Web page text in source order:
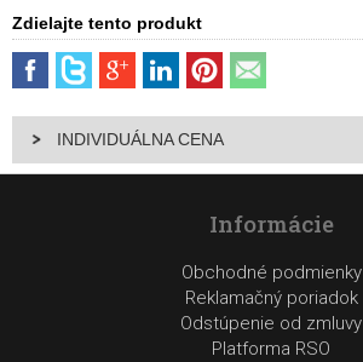
Zdielajte tento produkt
INDIVIDUÁLNA CENA
Informácie
Obchodné podmienky
Reklamačný poriadok
Odstúpenie od zmluvy
Platforma RSO